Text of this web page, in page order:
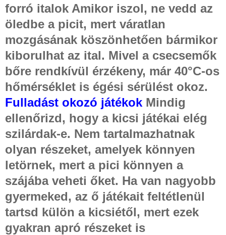
forró italok Amikor iszol, ne vedd az
öledbe a picit, mert váratlan
mozgásának köszönhetően bármikor
kiborulhat az ital. Mivel a csecsemők
bőre rendkívül érzékeny, már 40°C-os
hőmérséklet is égési sérülést okoz.
Fulladást okozó játékok Mindig
ellenőrizd, hogy a kicsi játékai elég
szilárdak-e. Nem tartalmazhatnak
olyan részeket, amelyek könnyen
letörnek, mert a pici könnyen a
szájába veheti őket. Ha van nagyobb
gyermeked, az ő játékait feltétlenül
tartsd külön a kicsiétől, mert ezek
gyakran apró részeket is